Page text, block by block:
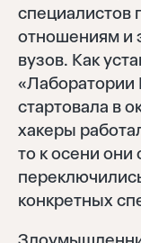
отношениям и
вузов. Как
«Лаборатории
стартовала в
хакеры
то к осени они
конкретных